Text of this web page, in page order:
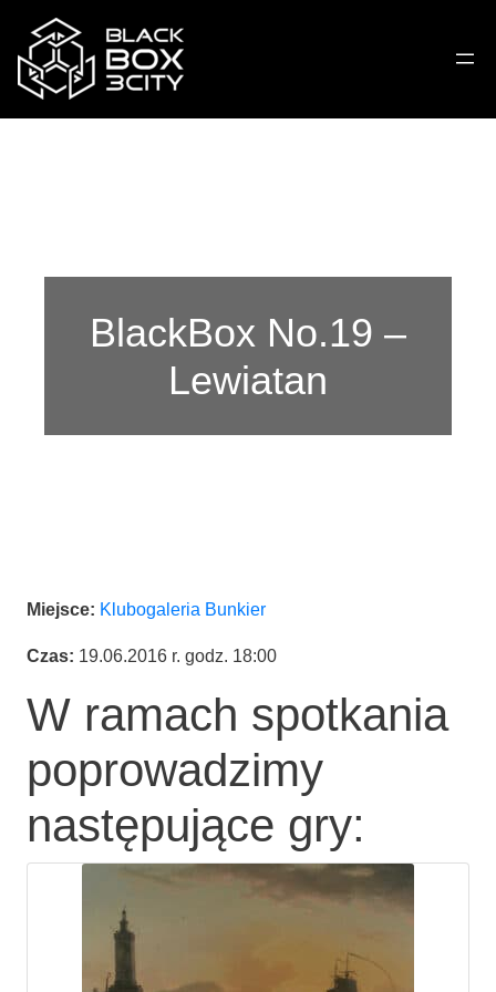
BlackBox No.19 –
Lewiatan
Miej­sce: Klu­bo­ga­le­ria Bunkier
Czas: 19.06.2016 r. godz. 18:00
W ramach spotkania
poprowadzimy
następujące gry: